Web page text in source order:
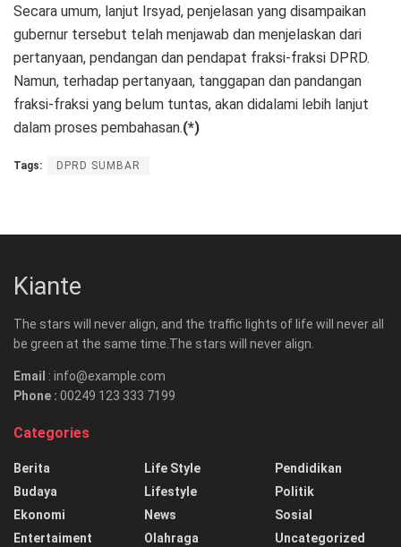
Secara umum, lanjut Irsyad, penjelasan yang disampaikan
gubernur tersebut telah menjawab dan menjelaskan dari
pertanyaan, pendangan dan pendapat fraksi-fraksi DPRD.
Namun, terhadap pertanyaan, tanggapan dan pandangan
fraksi-fraksi yang belum tuntas, akan didalami lebih lanjut
dalam proses pembahasan.(*)
Tags: DPRD SUMBAR
Kiante
The stars will never align, and the traffic lights of life will never all
be green at the same time.The stars will never align.
Email : info@example.com
Phone : 00249 123 333 7199
Categories
Berita
Budaya
Ekonomi
Entertaiment
Life Style
Lifestyle
News
Olahraga
Pendidikan
Politik
Sosial
Uncategorized